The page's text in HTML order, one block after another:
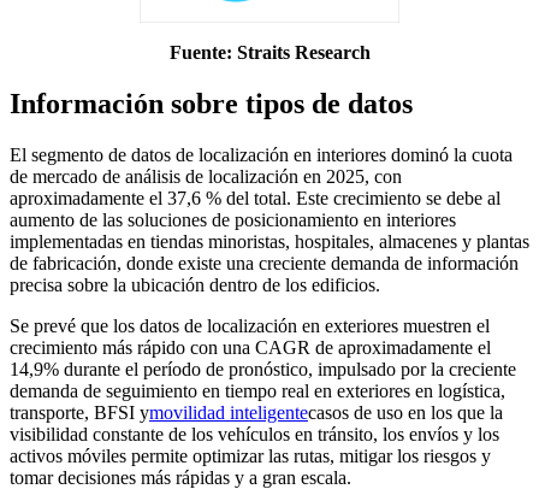
Fuente: Straits Research
Información sobre tipos de datos
El segmento de datos de localización en interiores dominó la cuota
de mercado de análisis de localización en 2025, con
aproximadamente el 37,6 % del total. Este crecimiento se debe al
aumento de las soluciones de posicionamiento en interiores
implementadas en tiendas minoristas, hospitales, almacenes y plantas
de fabricación, donde existe una creciente demanda de información
precisa sobre la ubicación dentro de los edificios.
Se prevé que los datos de localización en exteriores muestren el
crecimiento más rápido con una CAGR de aproximadamente el
14,9% durante el período de pronóstico, impulsado por la creciente
demanda de seguimiento en tiempo real en exteriores en logística,
transporte, BFSI ymovilidad inteligentecasos de uso en los que la
visibilidad constante de los vehículos en tránsito, los envíos y los
activos móviles permite optimizar las rutas, mitigar los riesgos y
tomar decisiones más rápidas y a gran escala.